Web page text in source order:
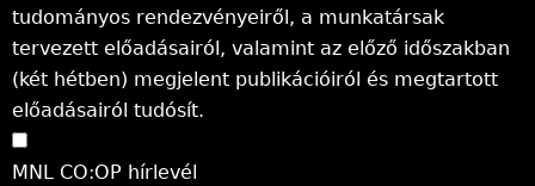
tudományos rendezvényeiről, a munkatársak
tervezett előadásairól, valamint az előző időszakban
(két hétben) megjelent publikációiról és megtartott
előadásairól tudósít.
MNL CO:OP hírlevél